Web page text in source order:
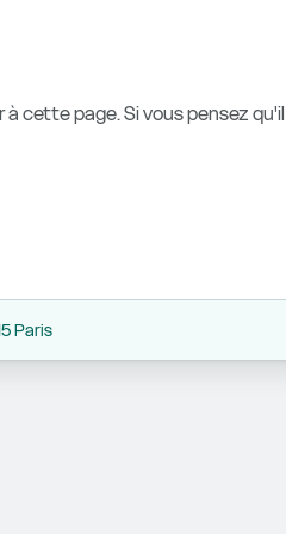
cette page. Si vous pensez
Paris